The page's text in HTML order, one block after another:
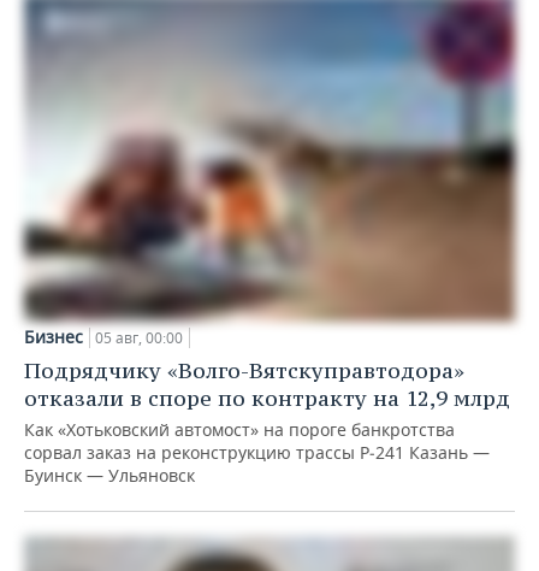
Бизнес 05 авг, 00:00
Подрядчику «Волго-Вятскуправтодора»
отказали в споре по контракту на 12,9 млрд
Как «Хотьковский автомост» на пороге банкротства
сорвал заказ на реконструкцию трассы Р‑241 Казань —
Буинск — Ульяновск